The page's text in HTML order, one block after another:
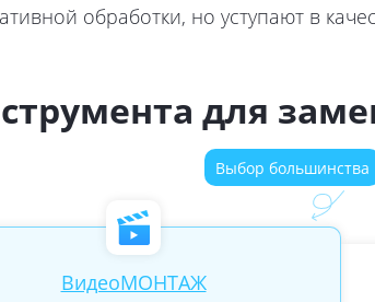
обработки, но уступают в
для
Выбор большинства
ВидеоМОНТАЖ